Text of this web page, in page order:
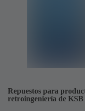
Repuestos para
retroingeniería de KSB